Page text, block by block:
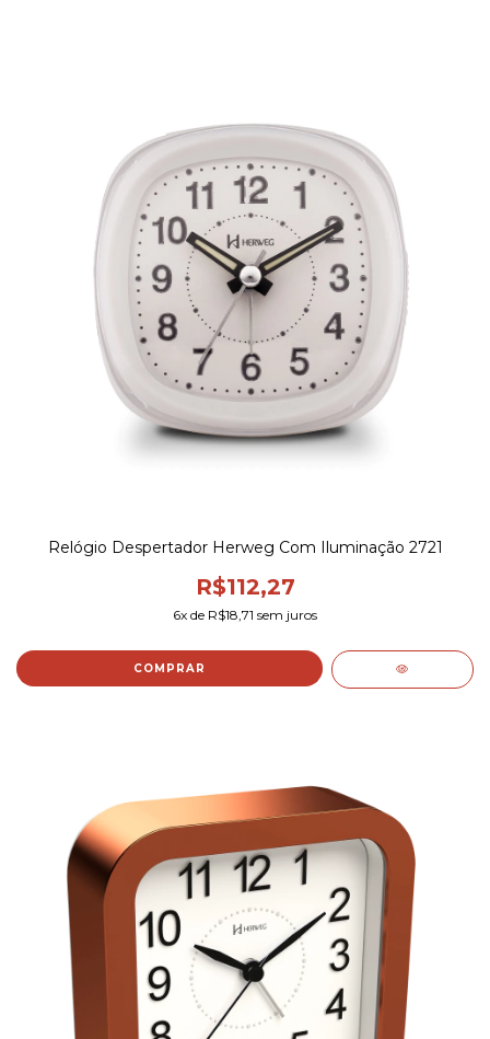
Relógio Despertador Herweg Com Iluminação 2721
R$112,27
6x de R$18,71 sem juros
COMPRAR